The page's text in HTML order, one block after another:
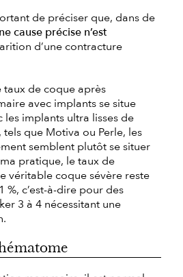
de préciser que, dans de
cause précise n’est
d’une contracture
taux de coque après
avec implants se situe
les implants ultra lisses de
que Motiva ou Perle, les
semblent plutôt se situer
pratique, le taux de
véritable coque sévère reste
c’est-à-dire pour des
3 à 4 nécessitant une